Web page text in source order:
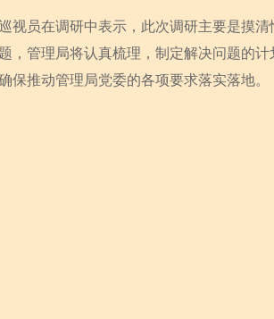
员在调研中表示，此次调研主要是摸清
，管理局将认真梳理，制定解决问题的
保推动管理局党委的各项要求落实落地。